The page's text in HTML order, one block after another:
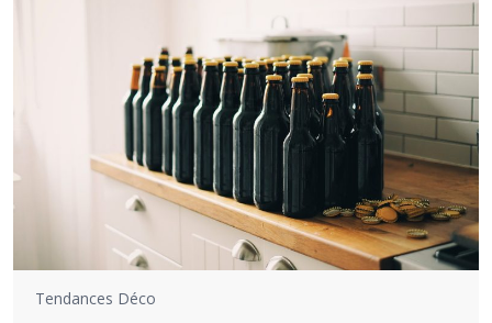
Tendances Déco